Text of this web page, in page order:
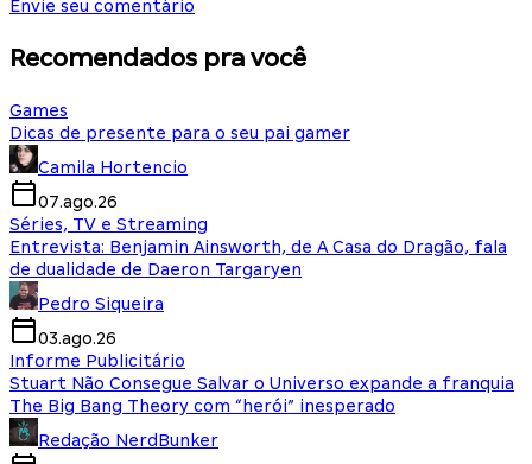
Envie seu comentário
Recomendados pra você
Games
Dicas de presente para o seu pai gamer
Camila Hortencio
07.ago.26
Séries, TV e Streaming
Entrevista: Benjamin Ainsworth, de A Casa do Dragão, fala
de dualidade de Daeron Targaryen
Pedro Siqueira
03.ago.26
Informe Publicitário
Stuart Não Consegue Salvar o Universo expande a franquia
The Big Bang Theory com “herói” inesperado
Redação NerdBunker